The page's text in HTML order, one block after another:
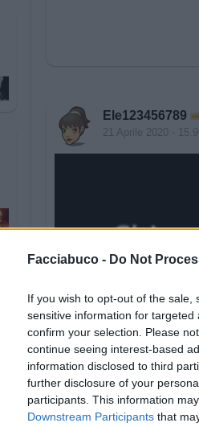
Facciabuco - Do Not
If you wish to opt-out of the
sensitive information for
confirm your selection. Please
continue seeing interest-based
information disclosed to third
further disclosure of your
participants. This information
Downstream Participants that
Ele123456789
21 Aprile 2020 -